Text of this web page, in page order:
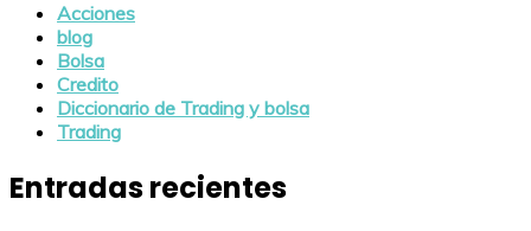
Acciones
blog
Bolsa
Credito
Diccionario de Trading y bolsa
Trading
Entradas recientes